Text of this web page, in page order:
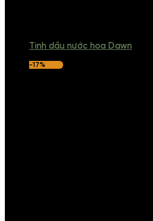
Tinh dầu nước hoa Dawn
-17%